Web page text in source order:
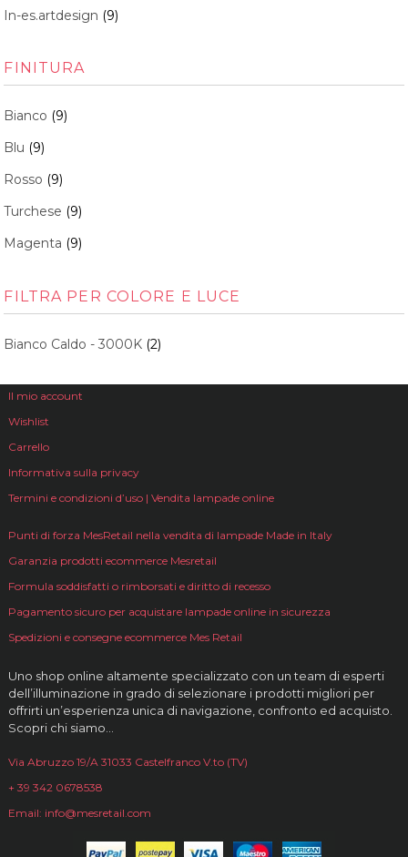
In-es.artdesign (9)
FINITURA
Bianco (9)
Blu (9)
Rosso (9)
Turchese (9)
Magenta (9)
FILTRA PER COLORE E LUCE
Bianco Caldo - 3000K (2)
Il mio account
Wishlist
Carrello
Informativa sulla privacy
Termini e condizioni d’uso | Vendita lampade online
Punti di forza MesRetail nella vendita di lampade Made in Italy
Garanzia prodotti ecommerce Mesretail
Formula soddisfatti o rimborsati e diritto di recesso
Pagamento sicuro per acquistare lampade online in sicurezza
Spedizioni e consegne ecommerce Mes Retail
Uno shop online altamente specializzato con un team di esperti
dell’illuminazione in grado di selezionare i prodotti migliori per
offrirti un’esperienza unica di navigazione, confronto ed acquisto.
Scopri chi siamo…
Via Abruzzo 19/A 31033 Castelfranco V.to (TV)
+ 39 342 0678538
Email: info@mesretail.com